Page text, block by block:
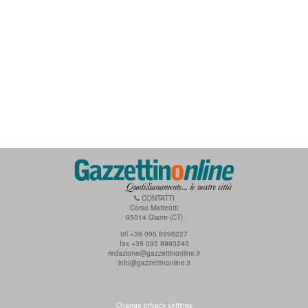
CONTATTI
Corso Matteotti
95014 Giarre (CT)
tel +39 095 8998227
fax +39 095 8993245
redazione@gazzettinonline.it
info@gazzettinonline.it
Change privacy settings